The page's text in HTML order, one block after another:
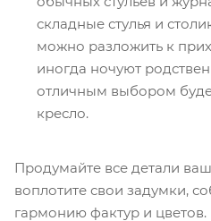
складные стулья и
можно разложить к
иногда ночуют
отличным выбором
кресло.
Продумайте все детали
воплотите свои задумки,
гармонию фактур и цветов.